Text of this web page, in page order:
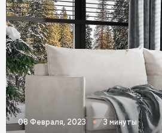
Кровати 140 х 200 с ящиками
Кровати 160 х 200 с ящиками
Кровати 180 х 200 с ящиками
Кровати 200 х 200 с ящиками
Кровати тёмного цвета
Кровати бирюзового цвета
08 Февраля, 2023 3 минуты